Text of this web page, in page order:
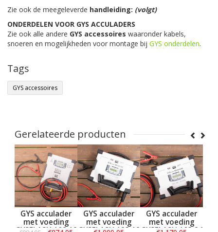
Zie ook de meegeleverde handleiding: (volgt)
ONDERDELEN VOOR GYS ACCULADERS
Zie ook alle andere GYS accessoires waaronder kabels,
snoeren en mogelijkheden voor montage bij GYS onderdelen.
Tags
GYS accessoires
Gerelateerde producten
voeding
GYS acculader
met voeding
GYS acculader
met voeding
GYS
voor